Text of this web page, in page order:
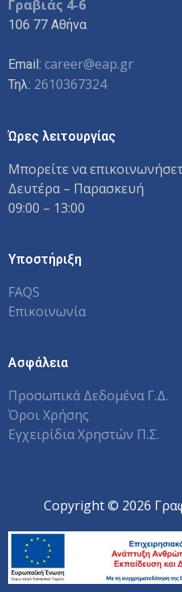
Γραβιάς 4-6
106 77 Αθήνα
Email: career@eap.gr
Τηλ: 2610367324
Ώρες λειτουργίας
Μπορείτε να
Δευτέρα – Παρασκευή
09:00 – 13:00
Υποστήριξη
FAQS
Επικοινωνία
Ασφάλεια
Προσωπικά Δεδομένα Γ.Δ.
Όροι Χρήσης
Εγχειρίδια Χρηστών Π.Σ.
Copyright © 2026